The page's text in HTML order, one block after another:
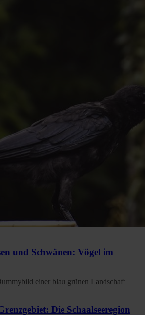
und Schwänen: Vögel im
Die Schaalseeregion